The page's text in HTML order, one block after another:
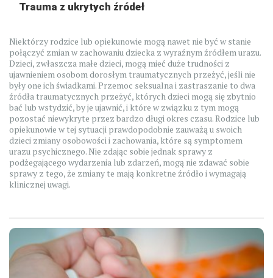
Trauma z ukrytych źródeł
Niektórzy rodzice lub opiekunowie mogą nawet nie być w stanie
połączyć zmian w zachowaniu dziecka z wyraźnym źródłem urazu.
Dzieci, zwłaszcza małe dzieci, mogą mieć duże trudności z
ujawnieniem osobom dorosłym traumatycznych przeżyć, jeśli nie
były one ich świadkami. Przemoc seksualna i zastraszanie to dwa
źródła traumatycznych przeżyć, których dzieci mogą się zbytnio
bać lub wstydzić, by je ujawnić, i które w związku z tym mogą
pozostać niewykryte przez bardzo długi okres czasu. Rodzice lub
opiekunowie w tej sytuacji prawdopodobnie zauważą u swoich
dzieci zmiany osobowości i zachowania, które są symptomem
urazu psychicznego. Nie zdając sobie jednak sprawy z
podżegającego wydarzenia lub zdarzeń, mogą nie zdawać sobie
sprawy z tego, że zmiany te mają konkretne źródło i wymagają
klinicznej uwagi.